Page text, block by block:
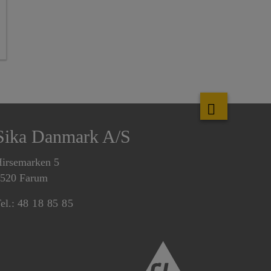
Danmark A/S
5
Farum
48 18 85 85